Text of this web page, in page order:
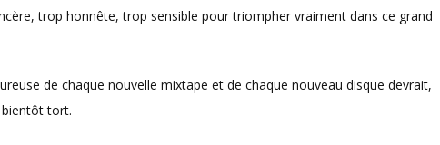
trop honnête, trop sensible pour triompher vraiment dans ce grand
de chaque nouvelle mixtape et de chaque nouveau disque devrait,
bientôt tort.